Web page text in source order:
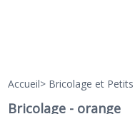
Accueil> Bricolage et
Bricolage - orange